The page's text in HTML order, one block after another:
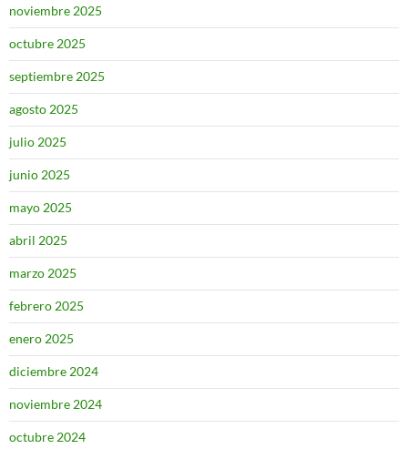
noviembre 2025
octubre 2025
septiembre 2025
agosto 2025
julio 2025
junio 2025
mayo 2025
abril 2025
marzo 2025
febrero 2025
enero 2025
diciembre 2024
noviembre 2024
octubre 2024